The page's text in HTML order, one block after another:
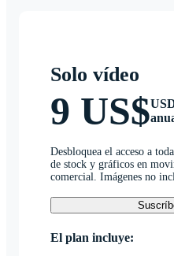
Solo vídeo
9 US$
Desbloquea el acceso a
de stock y gráficos en
comercial. Imágenes no
El plan incluye: